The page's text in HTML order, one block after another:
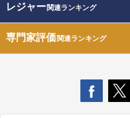
レジャー関連ランキング
専門家評価関連ランキング